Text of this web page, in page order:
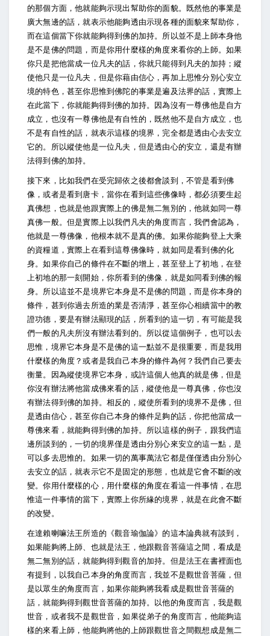
的那個方面，他就能夠示現出幫助你的面貌。既然他的事業是
廣大無邊的話，就表示他能夠透由示現各種的面貌來幫助你，
而在這個當下你就能夠得到佛的加持。所以並不是上師本身他
是不是佛的問題，而是你用什麼樣的角度來看你的上師。如果
你只是把他當成一位凡夫的話，你就只能得到凡夫的加持；縱
使他只是一位凡夫，但是你藉由信心，再加上思惟分別心安立
境的特色，甚至你思惟到佛陀的事業是遍及法界的話，實際上
在此當下，你就能夠得到佛的加持。因為沒有一尊佛他是自方
成立，也沒有一尊佛他是有自性的，既然他不是自方成立，也
不是有自性的話，就表示這樣的境界，完全都是透由心去安立
它的。所以縱使他是一位凡夫，但是透由心的安立，還是有辦
法得到佛的加持。
接下來，比如我們在受完歸依之後都會談到，不管是看到佛
像，或者是看到唐卡，當你在看到這些佛像時，都必須要生起
真佛想，也就是他跟實際上的佛是無二無別的，他就如同一尊
真佛一般。但是實際上以我們凡夫的角度而言，我們會認為，
他就是一尊佛像，他根本就不是真的佛。如果你能夠登上大乘
的資糧道，實際上在看到這尊佛像時，就如同是看到佛的化
身。如果你自己的條件在不斷的增上，甚至登上了初地，在登
上初地的那一刻開始，你所看到的佛像，就是如同看到佛的報
身。所以這並不是境界它本身是不是佛的問題，而是你本身的
條件，甚到你過去所造的業是否清淨，甚至你心相續當中的教
證功德，要是有辦法顯現的話，所看到的這一切，有可能是我
們一般的凡夫所沒有辦法看到的。所以從這個例子，也可以去
思惟，境界它本身是不是佛的這一點並不是很重要，而是我用
什麼樣的角度？或者是我自己本身的條件為何？我們自己要去
衡量。因為縱使境界它本身，或許這個人他真的就是佛，但是
你沒有辦法將他當成佛來看的話，縱使他是一尊真佛，你也沒
有辦法得到佛的加持。相反的，縱使所看到的境界不是佛，但
是透由信心，甚至你自己本身的條件足夠的話，你把他當成一
尊佛來看，就能夠得到佛的加持。所以這樣的例子，跟我們這
邊所談到的，一切的境界僅是透由分別心來安立的這一點，是
可以多去思惟的。如果一切的萬事萬法它都是僅僅透由分別心
去安立的話，就表示它不是固定的形態，也就是它會不斷的改
變。你用什麼樣的心，用什麼樣的角度在看這一件事情，在思
惟這一件事情的當下，實際上你所緣的境界，就是在此會不斷
的改變。
在達賴喇嘛法王所造的《觀音瑜伽論》的這本論典就有談到，
如果能夠將上師、也就是法王，他跟觀音菩薩這之間，看成是
無二無別的話，就能夠得到觀音的加持。但是法王在書裡面也
有提到，以我自己本身的角度而言，我並不是觀世音菩薩，但
是以眾生的角度而言，如果你能夠將我看成是觀世音菩薩的
話，就能夠得到觀世音菩薩的加持。以他的角度而言，我是觀
世音，或者我不是觀世音，如果從弟子的角度而言，他能夠這
樣的來看上師，他能夠將他的上師跟觀世音之間觀想成是無二